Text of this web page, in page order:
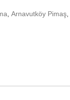
Arnavutköy Pimaş